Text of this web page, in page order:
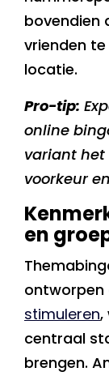
bovendien
vrienden
locatie.
Pro-tip:
online
variant
voorkeur
en
ontworpen
stimuleren,
centraal
brengen.